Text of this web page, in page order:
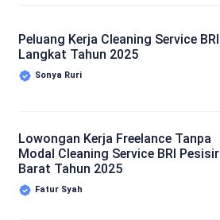
Peluang Kerja Cleaning Service BRI
Langkat Tahun 2025
Sonya Ruri
Lowongan Kerja Freelance Tanpa
Modal Cleaning Service BRI Pesisir
Barat Tahun 2025
Fatur Syah